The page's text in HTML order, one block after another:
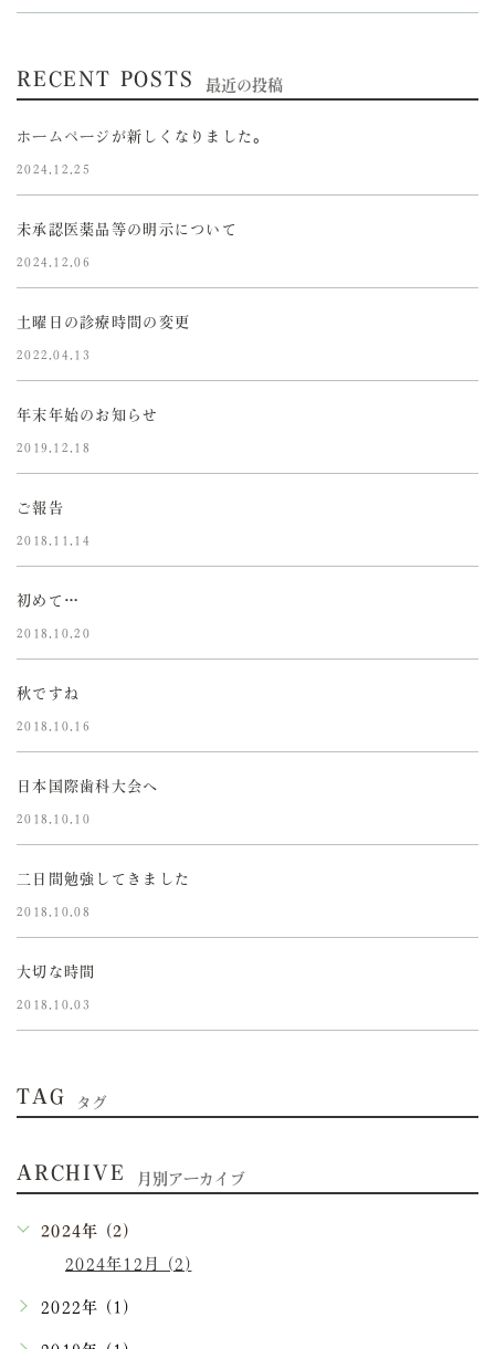
RECENT POSTS 最近の投稿
ホームページが新しくなりました。
2024.12.25
未承認医薬品等の明示について
2024.12.06
土曜日の診療時間の変更
2022.04.13
年末年始のお知らせ
2019.12.18
ご報告
2018.11.14
初めて…
2018.10.20
秋ですね
2018.10.16
日本国際歯科大会へ
2018.10.10
二日間勉強してきました
2018.10.08
大切な時間
2018.10.03
TAG タグ
ARCHIVE 月別アーカイブ
2024年 (2)
2024年12月 (2)
2022年 (1)